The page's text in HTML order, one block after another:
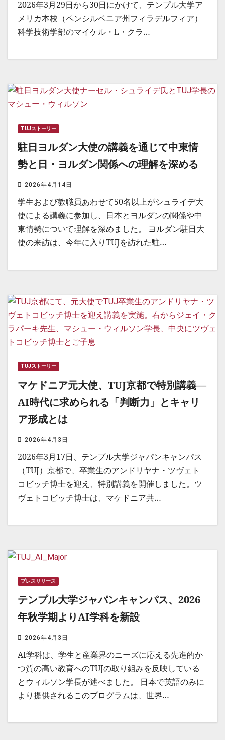
2026年3月29日から30日にかけて、テンプル大学ア
メリカ本校（ペンシルベニア州フィラデルフィア）
科学技術学部のマイケル・L・クラ…
TUJストーリー
駐日ヨルダン大使の講義を通じて中東情
勢と日・ヨルダン関係への理解を深める
2026年4月14日
学生および教職員あわせて50名以上がシュライデ大
使による講義に参加し、日本とヨルダンの関係や中
東情勢について理解を深めました。 ヨルダン駐日大
使の来訪は、今年に入りTUJを訪れた駐…
TUJストーリー
マケドニア元大使、TUJ京都で特別講義―
AI時代に求められる「判断力」とキャリ
ア形成とは
2026年4月3日
2026年3月17日、テンプル大学ジャパンキャンパス
（TUJ）京都で、卒業生のアンドリヤナ・ツヴェト
コビッチ博士を迎え、特別講義を開催しました。ツ
ヴェトコビッチ博士は、マケドニア共…
プレスリリース
テンプル大学ジャパンキャンパス、2026
年秋学期よりAI学科を新設
2026年4月3日
AI学科は、学生と産業界のニーズに応える先進的か
つ質の高い教育へのTUJの取り組みを反映している
とウィルソン学長が述べました。 日本で英語のみに
より提供されるこのプログラムは、世界…